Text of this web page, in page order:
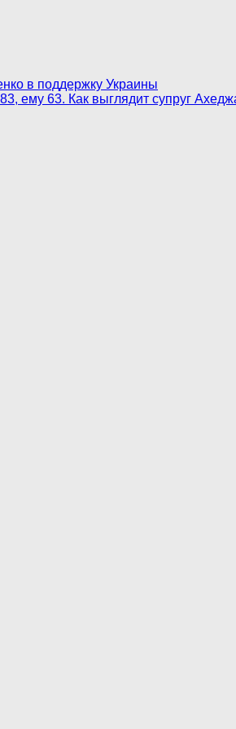
в поддержку Украины
ему 63. Как выглядит супруг